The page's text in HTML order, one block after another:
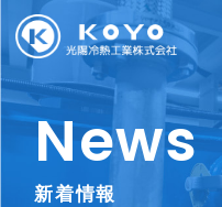
News
新着情報